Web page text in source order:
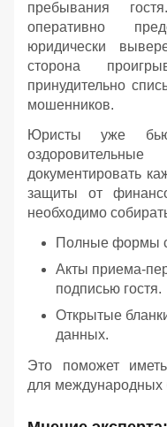
пребывания
оперативно
юридически
сторона
принудительно
мошенников.
Юристы уже
документировать
защиты от
необходимо
Полные формы
Акты приема-
подписью гостя.
Открытые
данных.
Это поможет
для международных